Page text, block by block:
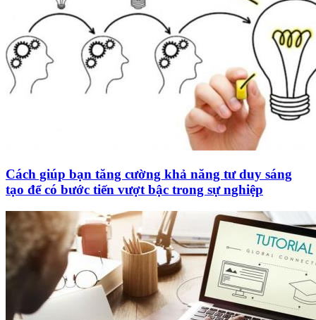
Cách giúp bạn tăng cường khả năng tư duy sáng
tạo để có bước tiến vượt bậc trong sự nghiệp